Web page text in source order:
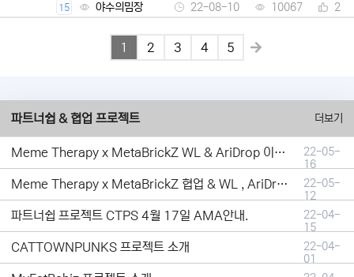
15 야수의밈장 22-08-10 10067 2
1 2 3 4 5
파트너쉽 & 협업 프로젝트 더보기
Meme Therapy x MetaBrickZ WL & AriDrop 이벤트 결과안내!
22-05-
16
Meme Therapy x MetaBrickZ 협업 & WL , AriDrop 이벤트 안내
22-05-
12
파트너쉽 프로젝트 CTPS 4월 17일 AMA안내.
22-04-
15
CATTOWNPUNKS 프로젝트 소개
22-04-
01